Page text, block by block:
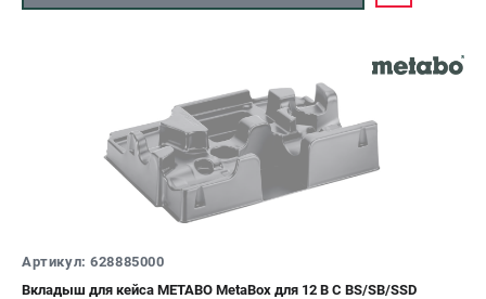
Артикул: 628885000
Вкладыш для кейса METABO MetaBox для 12 В С BS/SB/SSD